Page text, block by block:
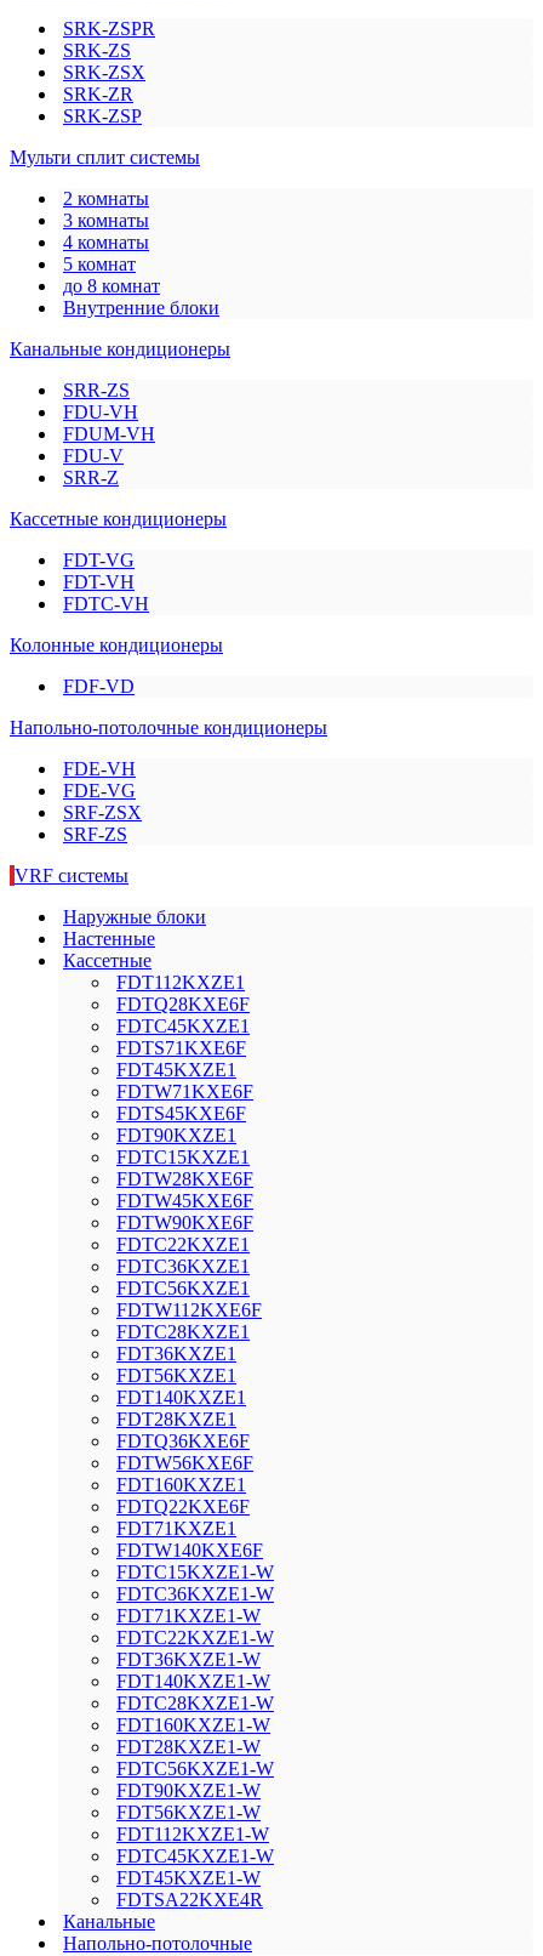
SRK-ZSPR
SRK-ZS
SRK-ZSX
SRK-ZR
SRK-ZSP
Мульти сплит системы
2 комнаты
3 комнаты
4 комнаты
5 комнат
до 8 комнат
Внутренние блоки
Канальные кондиционеры
SRR-ZS
FDU-VH
FDUM-VH
FDU-V
SRR-Z
Кассетные кондиционеры
FDT-VG
FDT-VH
FDTC-VH
Колонные кондиционеры
FDF-VD
Напольно-потолочные кондиционеры
FDE-VH
FDE-VG
SRF-ZSX
SRF-ZS
VRF системы
Наружные блоки
Настенные
Кассетные
FDT112KXZE1
FDTQ28KXE6F
FDTC45KXZE1
FDTS71KXE6F
FDT45KXZE1
FDTW71KXE6F
FDTS45KXE6F
FDT90KXZE1
FDTC15KXZE1
FDTW28KXE6F
FDTW45KXE6F
FDTW90KXE6F
FDTC22KXZE1
FDTC36KXZE1
FDTC56KXZE1
FDTW112KXE6F
FDTC28KXZE1
FDT36KXZE1
FDT56KXZE1
FDT140KXZE1
FDT28KXZE1
FDTQ36KXE6F
FDTW56KXE6F
FDT160KXZE1
FDTQ22KXE6F
FDT71KXZE1
FDTW140KXE6F
FDTC15KXZE1-W
FDTC36KXZE1-W
FDT71KXZE1-W
FDTC22KXZE1-W
FDT36KXZE1-W
FDT140KXZE1-W
FDTC28KXZE1-W
FDT160KXZE1-W
FDT28KXZE1-W
FDTC56KXZE1-W
FDT90KXZE1-W
FDT56KXZE1-W
FDT112KXZE1-W
FDTC45KXZE1-W
FDT45KXZE1-W
FDTSA22KXE4R
Канальные
Напольно-потолочные